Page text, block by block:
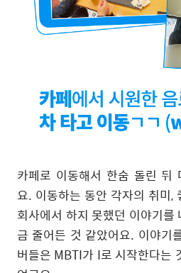
카페로 이동해서 한숨 돌린 뒤
요. 이동하는 동안 각자의 취미,
회사에서 하지 못했던 이야기를
금 줄어든 것 같았어요. 이야기
버들은 MBTI가 I로 시작한다는